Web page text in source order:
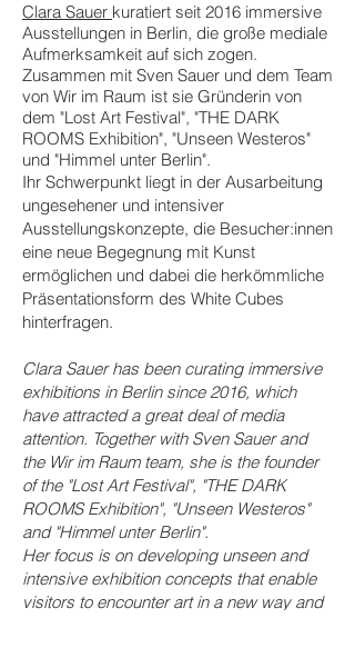
Clara Sauer kuratiert seit 2016 immersive
Ausstellungen in Berlin, die große mediale
Aufmerksamkeit auf sich zogen.
Zusammen mit Sven Sauer und dem Team
von Wir im Raum ist sie Gründerin von
dem "Lost Art Festival", "THE DARK
ROOMS Exhibition", "Unseen Westeros"
und "Himmel unter Berlin".
Ihr Schwerpunkt liegt in der Ausarbeitung
ungesehener und intensiver
Ausstellungskonzepte, die Besucher:innen
eine neue Begegnung mit Kunst
ermöglichen und dabei die herkömmliche
Präsentationsform des White Cubes
hinterfragen.
Clara Sauer has been curating immersive
exhibitions in Berlin since 2016, which
have attracted a great deal of media
attention. Together with Sven Sauer and
the Wir im Raum team, she is the founder
of the "Lost Art Festival", "THE DARK
ROOMS Exhibition", "Unseen Westeros"
and "Himmel unter Berlin".
Her focus is on developing unseen and
intensive exhibition concepts that enable
visitors to encounter art in a new way and